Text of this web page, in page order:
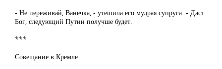
- Не переживай, Ванечка, - утешила его мудрая супруга. - Даст
Бог, следующий Путин получше будет.
***
Совещание в Кремле.